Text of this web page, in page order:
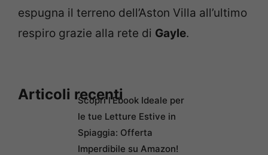
espugna il terreno dell’Aston Villa all’ultimo
respiro grazie alla rete di Gayle.
Articoli recentiScopri l’Ebook Ideale per
le tue Letture Estive in
Spiaggia: Offerta
Imperdibile su Amazon!